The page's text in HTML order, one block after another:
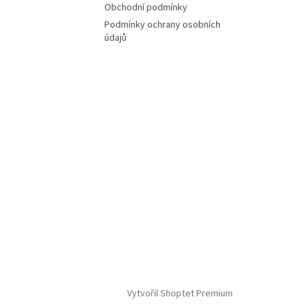
Obchodní podmínky
Podmínky ochrany osobních
údajů
Vytvořil Shoptet Premium